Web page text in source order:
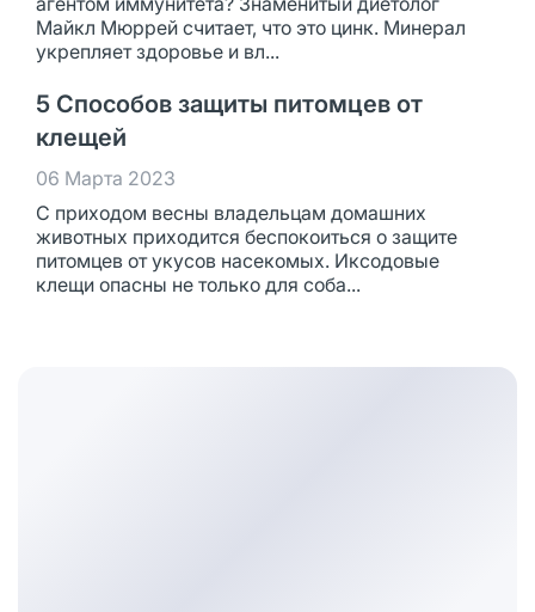
Майкл Мюррей считает, что это цинк. Минерал
укрепляет здоровье и вл...
5 Способов защиты питомцев от
клещей
06 Марта 2023
С приходом весны владельцам домашних
животных приходится беспокоиться о защите
питомцев от укусов насекомых. Иксодовые
клещи опасны не только для соба...